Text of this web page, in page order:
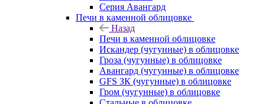
Серия Авангард
Печи в каменной облицовке
Назад
Печи в каменной облицовке
Искандер (чугунные) в облицовке
Гроза (чугунные) в облицовке
Авангард (чугунные) в облицовке
GFS ЗК (чугунные) в облицовке
Гром (чугунные) в облицовке